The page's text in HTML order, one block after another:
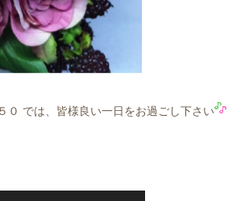
０ では、皆様良い一日をお過ごし下さい